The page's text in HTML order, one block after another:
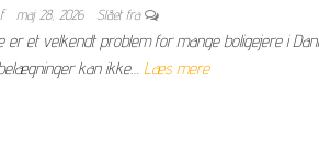
maj 28, 2026 Slået fra
et velkendt problem for mange boligejere i
kan ikke… Læs mere